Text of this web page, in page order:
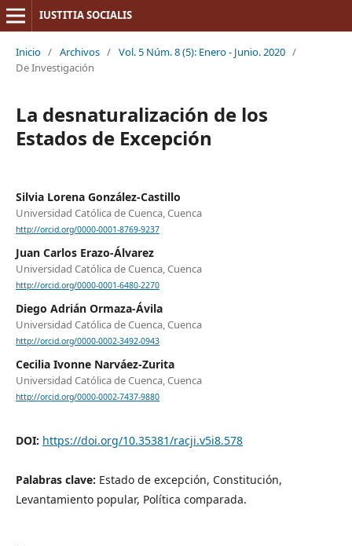
IUSTITIA SOCIALIS
Inicio / Archivos / Vol. 5 Núm. 8 (5): Enero - Junio. 2020 /
De Investigación
La desnaturalización de los
Estados de Excepción
Silvia Lorena González-Castillo
Universidad Católica de Cuenca, Cuenca
http://orcid.org/0000-0001-8769-9237
Juan Carlos Erazo-Álvarez
Universidad Católica de Cuenca, Cuenca
http://orcid.org/0000-0001-6480-2270
Diego Adrián Ormaza-Ávila
Universidad Católica de Cuenca, Cuenca
http://orcid.org/0000-0002-3492-0943
Cecilia Ivonne Narváez-Zurita
Universidad Católica de Cuenca, Cuenca
http://orcid.org/0000-0002-7437-9880
DOI: https://doi.org/10.35381/racji.v5i8.578
Palabras clave: Estado de excepción, Constitución,
Levantamiento popular, Política comparada.